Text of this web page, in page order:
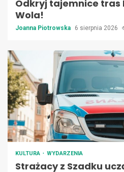
Odkryj tajemnice tras
Wola!
Joanna Piotrowska 6 sierpnia 2026
KULTURA WYDARZENIA
Strażacy z Szadku